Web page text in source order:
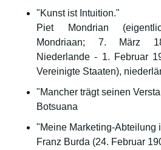
"Kunst ist Intuition."
Piet Mondrian
Mondriaan; 7. März
Niederlande - 1. Februar
Vereinigte Staaten),
"Mancher trägt seinen
Botsuana
"Meine Marketing-Abteilung
Franz Burda (24. Februar